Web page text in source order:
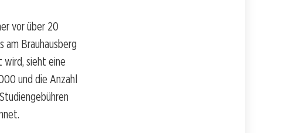
vor über 20
am Brauhausberg
wird, sieht eine
und die Anzahl